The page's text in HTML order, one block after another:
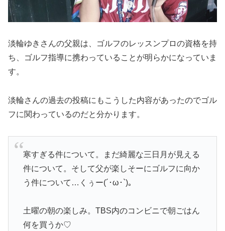
淡輪ゆきさんの父親は、ゴルフのレッスンプロの資格を持
ち、ゴルフ指導に携わっていることが明らかになっていま
す。
淡輪さんの過去の投稿にもこうした内容があったのでゴル
フに関わっているのだと分かります。
寒すぎる件について。まだ綺麗な三日月が見える
件について。そして父が楽しそーにゴルフに向か
う件について…くぅー(´･ω･`)。
土曜の朝の楽しみ。TBS内のコンビニで朝ごはん
何を買うか♡